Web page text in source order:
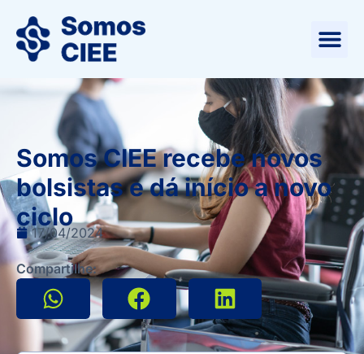
Somos CIEE recebe novos
bolsistas e dá início a novo
ciclo
17/04/2024
Compartilhe: